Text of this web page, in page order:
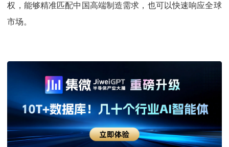
权，能够精准匹配中国高端制造需求，也可以快速响应全球
市场。